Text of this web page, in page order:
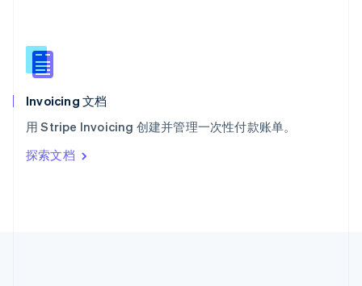
Invoicing 文档
用 Stripe Invoicing 创建并管理一次性付款账单。
探索文档
新西兰
English
匈牙利
English
ItalianoEnglish
印度
English